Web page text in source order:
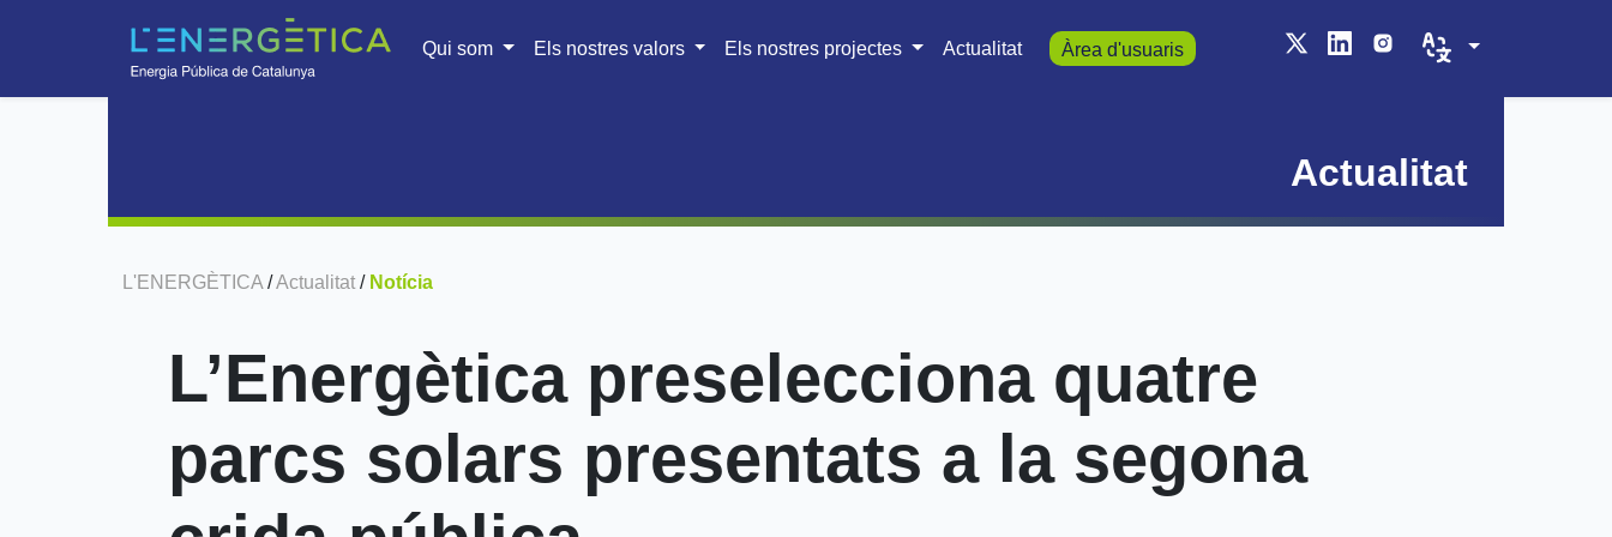
Qui som Els nostres valors Els nostres projectes Actualitat Àrea d'usuaris
Actualitat
L'ENERGÈTICA /Actualitat / Notícia
L’Energètica preselecciona quatre
parcs solars presentats a la segona